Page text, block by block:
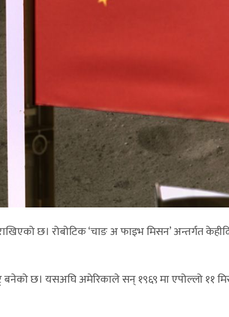
राखिएको छ। रोबोटिक ‘चाङ अ फाइभ मिसन’ अन्तर्गत
बनेको छ। यसअघि अमेरिकाले सन् १९६९ मा एपोल्लो ११